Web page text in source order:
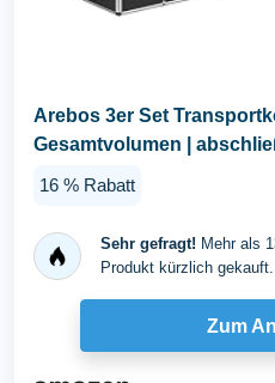
Arebos 3er Set
Gesamtvolumen |
16 % Rabatt
Sehr gefragt! Mehr als
Produkt kürzlich gekauft.
Zum